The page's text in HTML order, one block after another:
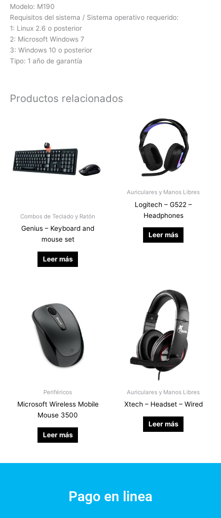
Modelo: M190
Requisitos del sistema / Sistema operativo requerido:
1: Linux 2.6 o posterior
2: Microsoft Windows 7
3: Windows 10 o posterior
Tipo: 1 año de garantía
Productos relacionados
Combos de Teclado y Ratón
Genius – Keyboard and
mouse set
Leer más
Auriculares y Manos Libres
Logitech – G522 –
Headphones
Leer más
Periféricos
Microsoft Wireless Mobile
Mouse 3500
Leer más
Auriculares y Manos Libres
Xtech – Headset – Wired
Leer más
Pago en linea